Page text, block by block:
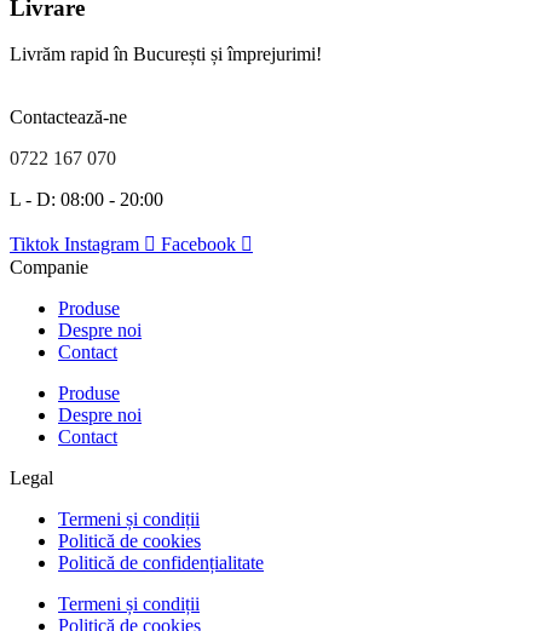
Livrare
Livrăm rapid în București și împrejurimi!
Contactează-ne
0722 167 070
L - D: 08:00 - 20:00
Tiktok Instagram
Facebook
Companie
Produse
Despre noi
Contact
Produse
Despre noi
Contact
Legal
Termeni și condiții
Politică de cookies
Politică de confidențialitate
Termeni și condiții
Politică de cookies